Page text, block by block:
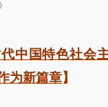
中国特色社会
为新篇章】